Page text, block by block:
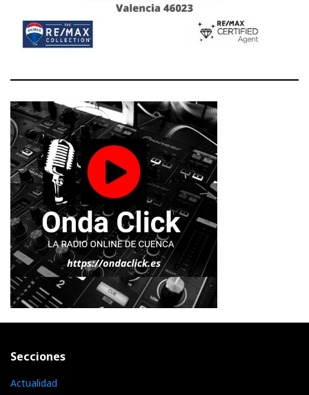
Secciones
Actualidad